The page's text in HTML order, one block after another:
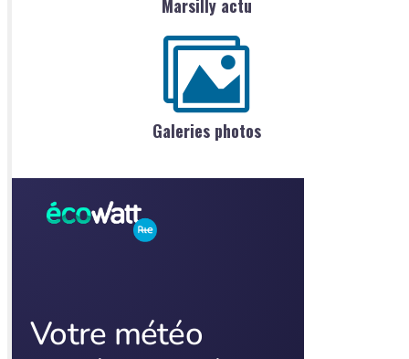
Marsilly actu
Galeries photos